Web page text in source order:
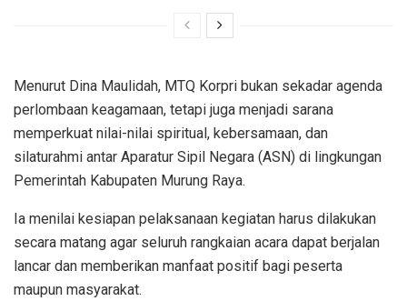
Menurut Dina Maulidah, MTQ Korpri bukan sekadar agenda
perlombaan keagamaan, tetapi juga menjadi sarana
memperkuat nilai-nilai spiritual, kebersamaan, dan
silaturahmi antar Aparatur Sipil Negara (ASN) di lingkungan
Pemerintah Kabupaten Murung Raya.
Ia menilai kesiapan pelaksanaan kegiatan harus dilakukan
secara matang agar seluruh rangkaian acara dapat berjalan
lancar dan memberikan manfaat positif bagi peserta
maupun masyarakat.